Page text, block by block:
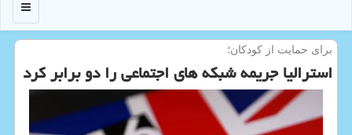
منو
برای حمایت از كودكان؛
استرالیا جریمه شبکه های اجتماعی را دو برابر کرد